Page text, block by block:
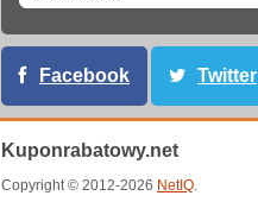
Facebook Twitter
Kuponrabatowy.net
Copyright © 2012-2026 NetIQ.